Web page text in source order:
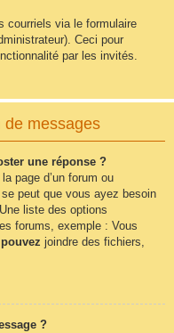
courriels via le formulaire
Ceci pour
par les invités.
de messages
une réponse ?
page d’un forum ou
peut que vous ayez besoin
liste des options
forums, exemple : Vous
pouvez joindre des fichiers,
?